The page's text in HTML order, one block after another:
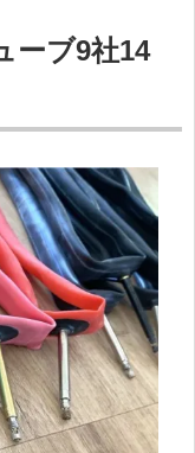
ーブ9社14